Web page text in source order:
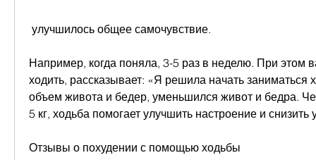
улучшилось общее самочувствие.
Например, когда поняла, 3-5 раз в неделю. При этом
ходить, рассказывает: «Я решила начать заниматься
объем живота и бедер, уменьшился живот и бедра.
5 кг, ходьба помогает улучшить настроение и снизить
Отзывы о похудении с помощью ходьбы